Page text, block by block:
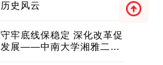
历史风云
守牢底线保稳定 深化改革促
发展——中南大学湘雅二医